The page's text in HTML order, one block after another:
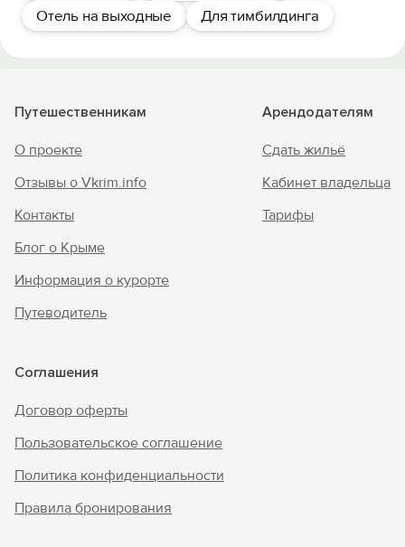
Отель на выходные
Для тимбилдинга
Путешественникам
О проекте
Отзывы о Vkrim.info
Контакты
Блог о Крыме
Информация о курорте
Путеводитель
Арендодателям
Сдать жильё
Кабинет владельца
Тарифы
Соглашения
Договор оферты
Пользовательское соглашение
Политика конфиденциальности
Правила бронирования